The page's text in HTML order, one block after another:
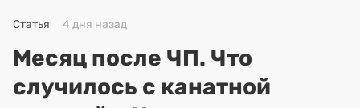
Статья 4 дня назад
Месяц после ЧП. Что
случилось с канатной